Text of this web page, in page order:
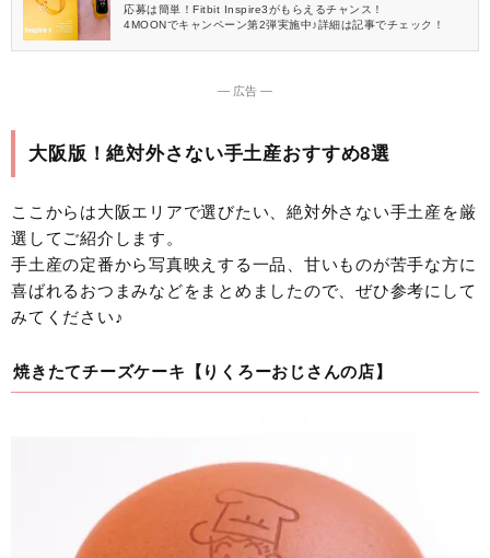
応募は簡単！Fitbit Inspire3がもらえるチャンス！
4MOONでキャンペーン第2弾実施中♪詳細は記事でチェック！
― 広告 ―
大阪版！絶対外さない手土産おすすめ8選
ここからは大阪エリアで選びたい、絶対外さない手土産を厳
選してご紹介します。
手土産の定番から写真映えする一品、甘いものが苦手な方に
喜ばれるおつまみなどをまとめましたので、ぜひ参考にして
みてください♪
焼きたてチーズケーキ【りくろーおじさんの店】